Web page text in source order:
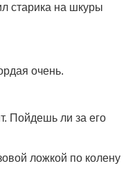
старика на шкуры
очень.
Пойдешь ли за его
ложкой по колену